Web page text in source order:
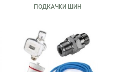
ПОДКАЧКИ ШИН